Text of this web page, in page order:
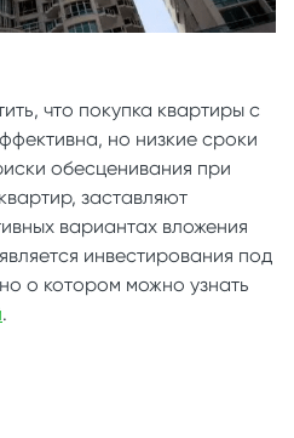
что покупка квартиры с
но низкие сроки
обесценивания при
заставляют
вариантах вложения
инвестирования под
о котором можно узнать
.